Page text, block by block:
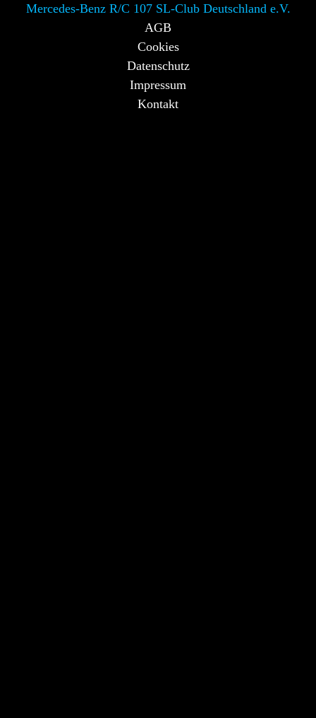
Mercedes-Benz R/C 107 SL-Club Deutschland e.V.
AGB
Cookies
Datenschutz
Impressum
Kontakt